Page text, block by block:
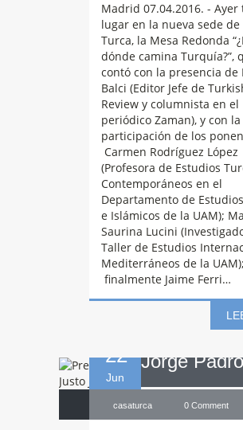
Madrid 07.04.2016. - Ayer
lugar en la nueva sede de
Turca, la Mesa Redonda
dónde camina Turquía?”,
contó con la presencia de
Balci (Editor Jefe de
Review y columnista en el
periódico Zaman), y con la
participación de los
Carmen Rodríguez López
(Profesora de Estudios
Contemporáneos en el
Departamento de
e Islámicos de la UAM);
Saurina Lucini
Taller de Estudios
Mediterráneos de la
finalmente Jaime Ferri…
22
Jun
de “El arte
poema”,
Jorge
casaturca 0 Comment